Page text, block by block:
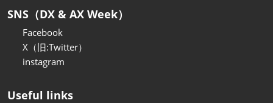
SNS（DX & AX Week）
Facebook
X（旧:Twitter）
instagram
Useful links